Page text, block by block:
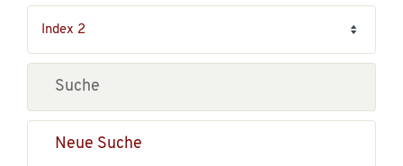
Neue Suche